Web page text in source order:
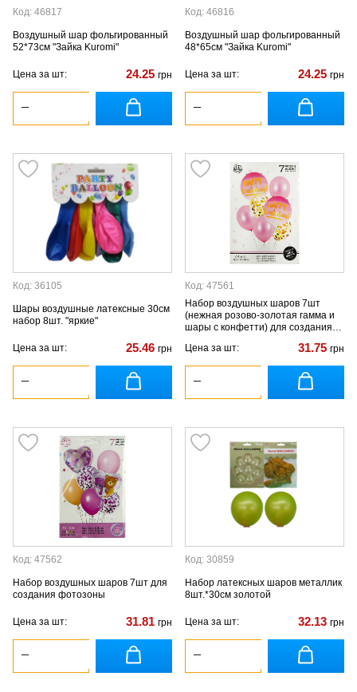
Код: 46817
Воздушный шар фольгированный
52*73см "Зайка Kuromi"
Цена за шт: 24.25 грн
Код: 46816
Воздушный шар фольгированный
48*65см "Зайка Kuromi"
Цена за шт: 24.25 грн
Код: 36105
Шары воздушные латексные 30см
набор 8шт. "яркие"
Цена за шт: 25.46 грн
Код: 47561
Набор воздушных шаров 7шт
(нежная розово-золотая гамма и
шары с конфетти) для создания
Цена за шт: 31.75 грн
Код: 47562
Набор воздушных шаров 7шт для
создания фотозоны
Цена за шт: 31.81 грн
Код: 30859
Набор латексных шаров металлик
8шт.*30см золотой
Цена за шт: 32.13 грн